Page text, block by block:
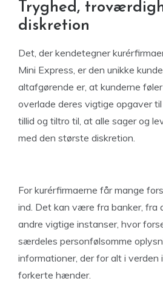
Tryghed,
diskretion
Det, der kendetegner
Mini Express, er den unikke
altafgørende er, at kunderne
overlade deres vigtige opgaver
tillid og tiltro til, at alle sager og
med den største diskretion.
For kurérfirmaerne får mange
ind. Det kan være fra banker, fra
andre vigtige instanser, hvor
særdeles personfølsomme
informationer, der for alt i verden
forkerte hænder.